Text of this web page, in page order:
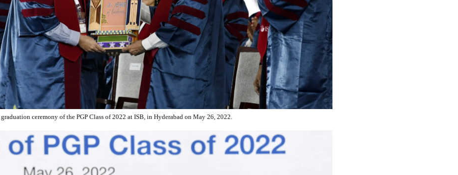
ceremony of the PGP Class of 2022 at ISB, in Hyderabad on May 26, 2022.